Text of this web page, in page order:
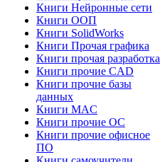
Книги Нейронные сети
Книги ООП
Книги SolidWorks
Книги Прочая графика
Книги прочая разработка
Книги прочие CAD
Книги прочие базы
данных
Книги MAC
Книги прочие ОС
Книги прочие офисное
ПО